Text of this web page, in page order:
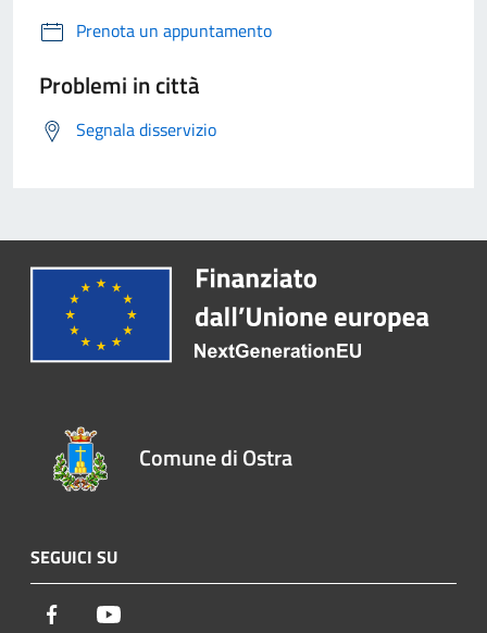
Prenota un appuntamento
Problemi in città
Segnala disservizio
Comune di Ostra
SEGUICI SU
Facebook